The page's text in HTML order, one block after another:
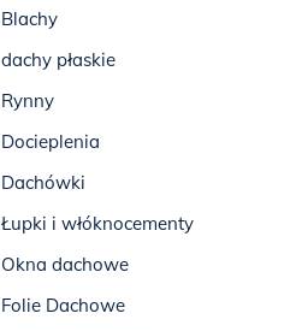
Blachy
dachy płaskie
Rynny
Docieplenia
Dachówki
Łupki i włóknocementy
Okna dachowe
Folie Dachowe